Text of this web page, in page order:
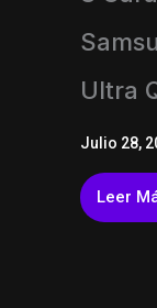
Ultra
Julio 28,
Leer